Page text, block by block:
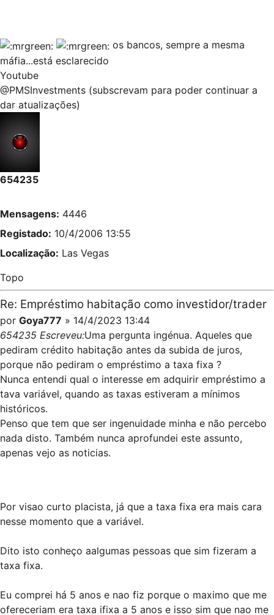
os bancos, sempre a mesma
máfia...está esclarecido
Youtube
@PMSInvestments (subscrevam para poder continuar a
dar atualizações)
654235
Mensagens: 4446
Registado: 10/4/2006 13:55
Localização: Las Vegas
Topo
Re: Empréstimo habitação como investidor/trader
por Goya777 » 14/4/2023 13:44
654235 Escreveu:Uma pergunta ingénua. Aqueles que
pediram crédito habitação antes da subida de juros,
porque não pediram o empréstimo a taxa fixa ?
Nunca entendi qual o interesse em adquirir empréstimo a
tava variável, quando as taxas estiveram a mínimos
históricos.
Penso que tem que ser ingenuidade minha e não percebo
nada disto. Também nunca aprofundei este assunto,
apenas vejo as noticias.
Por visao curto placista, já que a taxa fixa era mais cara
nesse momento que a variável.
Dito isto conheço aalgumas pessoas que sim fizeram a
taxa fixa.
Eu comprei há 5 anos e nao fiz porque o maximo que me
ofereceriam era taxa ifixa a 5 anos e isso sim que nao me